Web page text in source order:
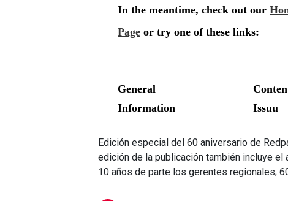
Edición especial del 60 aniversario de
edición de la publicación también incluye
10 años de parte los gerentes regionales;